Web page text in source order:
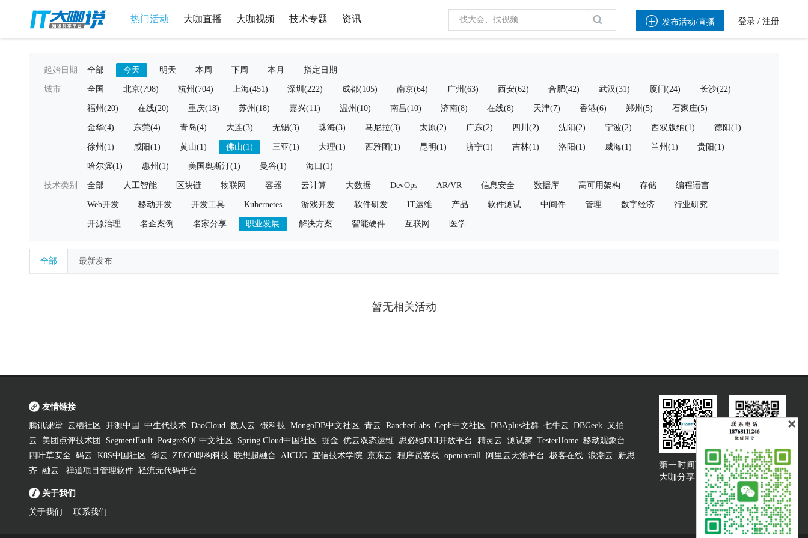
热门活动 大咖直播 大咖视频 技术专题 资讯  发布活动/直播 登录 / 注册
起始日期 全部 今天 明天 本周 下周 本月 指定日期
城市 全国 北京(798) 杭州(704) 上海(451) 深圳(222) 成都(105) 南京(64) 广州(63) 西安(62) 合肥(42) 武汉(31) 厦门(24) 长沙(22)
福州(20) 在线(20) 重庆(18) 苏州(18) 嘉兴(11) 温州(10) 南昌(10) 济南(8) 在线(8) 天津(7) 香港(6) 郑州(5) 石家庄(5)
金华(4) 东莞(4) 青岛(4) 大连(3) 无锡(3) 珠海(3) 马尼拉(3) 太原(2) 广东(2) 四川(2) 沈阳(2) 宁波(2) 西双版纳(1) 德阳(1)
徐州(1) 咸阳(1) 黄山(1) 佛山(1) 三亚(1) 大理(1) 西雅图(1) 昆明(1) 济宁(1) 吉林(1) 洛阳(1) 威海(1) 兰州(1) 贵阳(1)
哈尔滨(1) 惠州(1) 美国奥斯汀(1) 曼谷(1) 海口(1)
技术类别 全部 人工智能 区块链 物联网 容器 云计算 大数据 DevOps AR/VR 信息安全 数据库 高可用架构 存储 编程语言
Web开发 移动开发 开发工具 Kubernetes 游戏开发 软件研发 IT运维 产品 软件测试 中间件 管理 数字经济 行业研究
开源治理 名企案例 名家分享 职业发展 解决方案 智能硬件 互联网 医学
全部 最新发布
暂无相关活动
友情链接
腾讯课堂 云栖社区 开源中国 中生代技术 DaoCloud 数人云 饿科技 MongoDB中文社区 青云 RancherLabs Ceph中文社区 DBAplus社群 七牛云 DBGeek
又拍
云
美团点评技术团 SegmentFault PostgreSQL中文社区 Spring Cloud中国社区 掘金 优云双态运维 思必驰DUI开放平台 精灵云 测试窝 TesterHome 移动观象台
四叶草安全 码云 K8S中国社区 华云 ZEGO即构科技 联想超融合 AICUG 宜信技术学院 京东云 程序员客栈 openinstall 阿里云天池平台 极客在线 浪潮云
新思
齐 融云 禅道项目管理软件 轻流无代码平台
关于我们
关于我们 联系我们
第一时间获取
大咖分享资讯
大咖说吐槽客服